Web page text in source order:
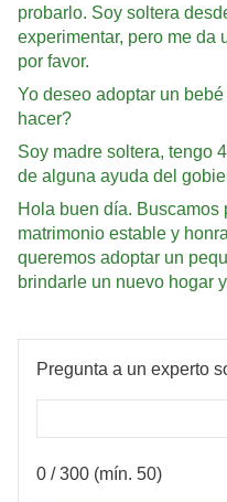
probarlo. Soy soltera
experimentar, pero me da
por favor.
Yo deseo adoptar un
hacer?
Soy madre soltera, tengo
de alguna ayuda del
Hola buen día. Buscamos
matrimonio estable y
queremos adoptar un
brindarle un nuevo hogar
Pregunta a un experto
0 / 300 (mín. 50)